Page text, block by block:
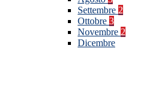
Settembre 2
Ottobre 3
Novembre 2
Dicembre